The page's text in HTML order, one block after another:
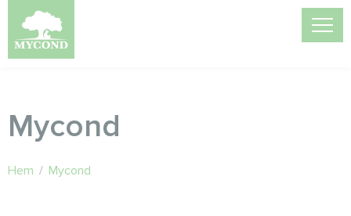
Mycond
Hem / Mycond